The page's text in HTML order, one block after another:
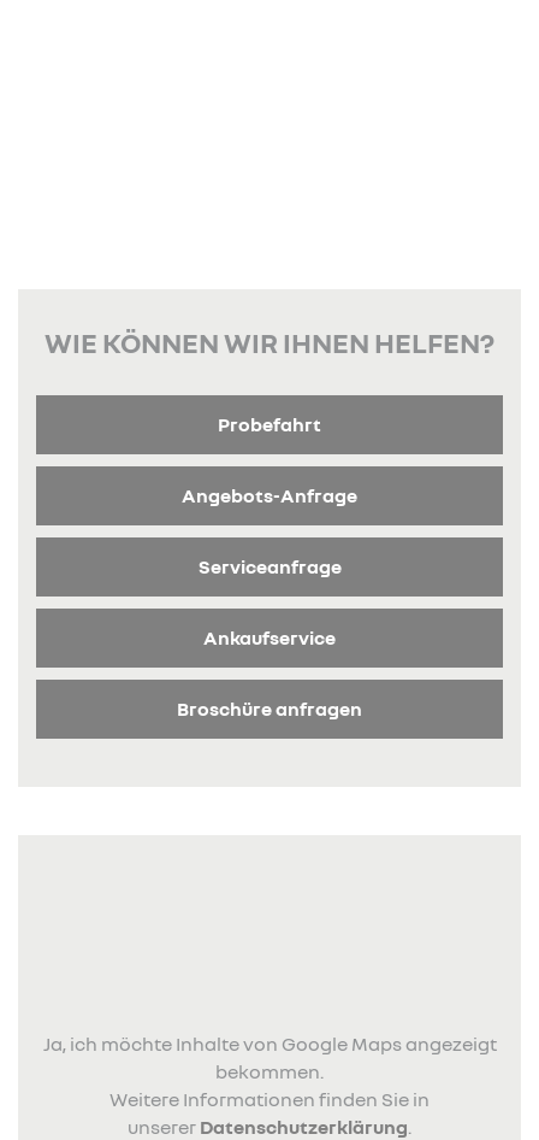
WIE KÖNNEN WIR IHNEN HELFEN?
Probefahrt
Angebots-Anfrage
Serviceanfrage
Ankaufservice
Broschüre anfragen
Ja, ich möchte Inhalte von Google Maps angezeigt
bekommen.
Weitere Informationen finden Sie in
unserer Datenschutzerklärung